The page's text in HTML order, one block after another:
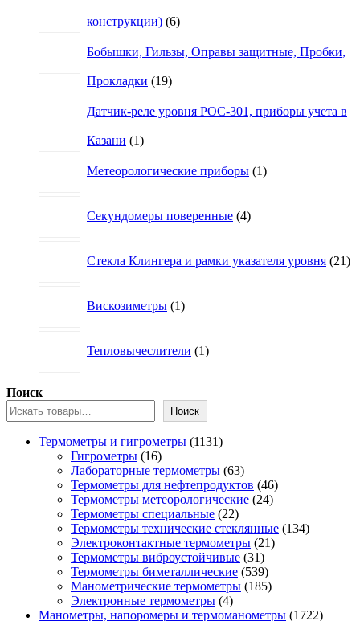
конструкции) 66
Бобышки, Гильзы, Оправы защитные, Пробки,
Прокладки 1919
Датчик-реле уровня РОС-301, приборы учета в
Казани 11
Метеорологические приборы 1товар
Секундомеры поверенные 4товара
Стекла Клингера и рамки указателя уровня 21
Вискозиметры 1товар
Тепловычеслители 1товар
Поиск
Поиск
Термометры и гигрометры 11311131
Гигрометры 1616
товаров
Лабораторные термометры 6363
товара
Термометры для нефтепродуктов 4646
Термометры метеорологические 2424
Термометры специальные 2222
товара
Термометры технические стеклянные 134134
Электроконтактные термометры 2121
Термометры виброустойчивые 3131
товар
Термометры биметаллические 539539
товаров
Манометрические термометры 185185
Электронные термометры 44
товара
Манометры, напоромеры и термоманометры 17221722